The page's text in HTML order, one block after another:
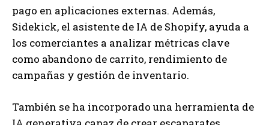
pago en aplicaciones externas. Además,
Sidekick, el asistente de IA de Shopify, ayuda a
los comerciantes a analizar métricas clave
como abandono de carrito, rendimiento de
campañas y gestión de inventario.
También se ha incorporado una herramienta de